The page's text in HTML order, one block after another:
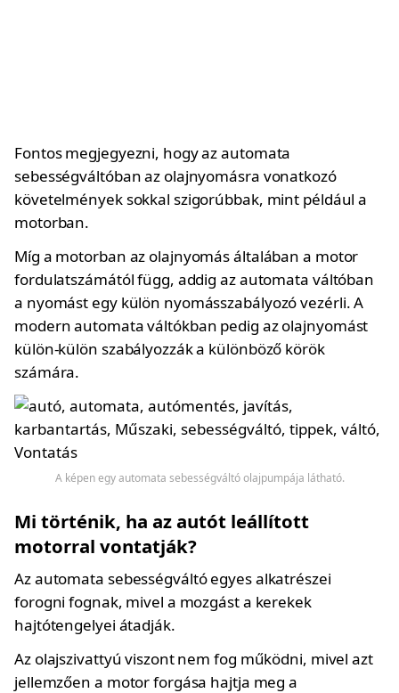
Fontos megjegyezni, hogy az automata
sebességváltóban az olajnyomásra vonatkozó
követelmények sokkal szigorúbbak, mint például a
motorban.
Míg a motorban az olajnyomás általában a motor
fordulatszámától függ, addig az automata váltóban
a nyomást egy külön nyomásszabályozó vezérli. A
modern automata váltókban pedig az olajnyomást
külön-külön szabályozzák a különböző körök
számára.
A képen egy automata sebességváltó olajpumpája látható.
Mi történik, ha az autót leállított
motorral vontatják?
Az automata sebességváltó egyes alkatrészei
forogni fognak, mivel a mozgást a kerekek
hajtótengelyei átadják.
Az olajszivattyú viszont nem fog működni, mivel azt
jellemzően a motor forgása hajtja meg a